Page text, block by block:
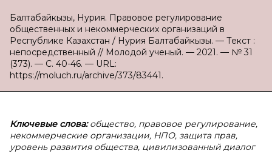
Балтабайкызы, Нурия. Правовое регулирование
общественных и некоммерческих организаций в
Республике Казахстан / Нурия Балтабайкызы. — Текст :
непосредственный // Молодой ученый. — 2021. — № 31
(373). — С. 40-46. — URL:
https://moluch.ru/archive/373/83441.
Ключевые слова:общество, правовое регулирование,
некоммерческие организации, НПО, защита прав,
уровень развития общества, цивилизованный диалог